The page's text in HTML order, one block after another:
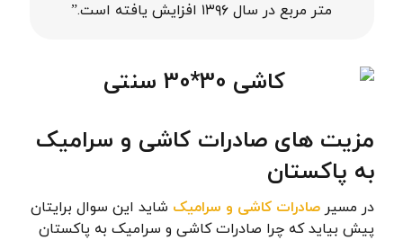
متر مربع در سال ۱۳۹۶ افزایش یافته است.”
مزیت‌ های صادرات کاشی و سرامیک
به پاکستان
در مسیرصادرات کاشی و سرامیک شاید این سوال برایتان
پیش بیاید که چرا صادرات کاشی و سرامیک به پاکستان